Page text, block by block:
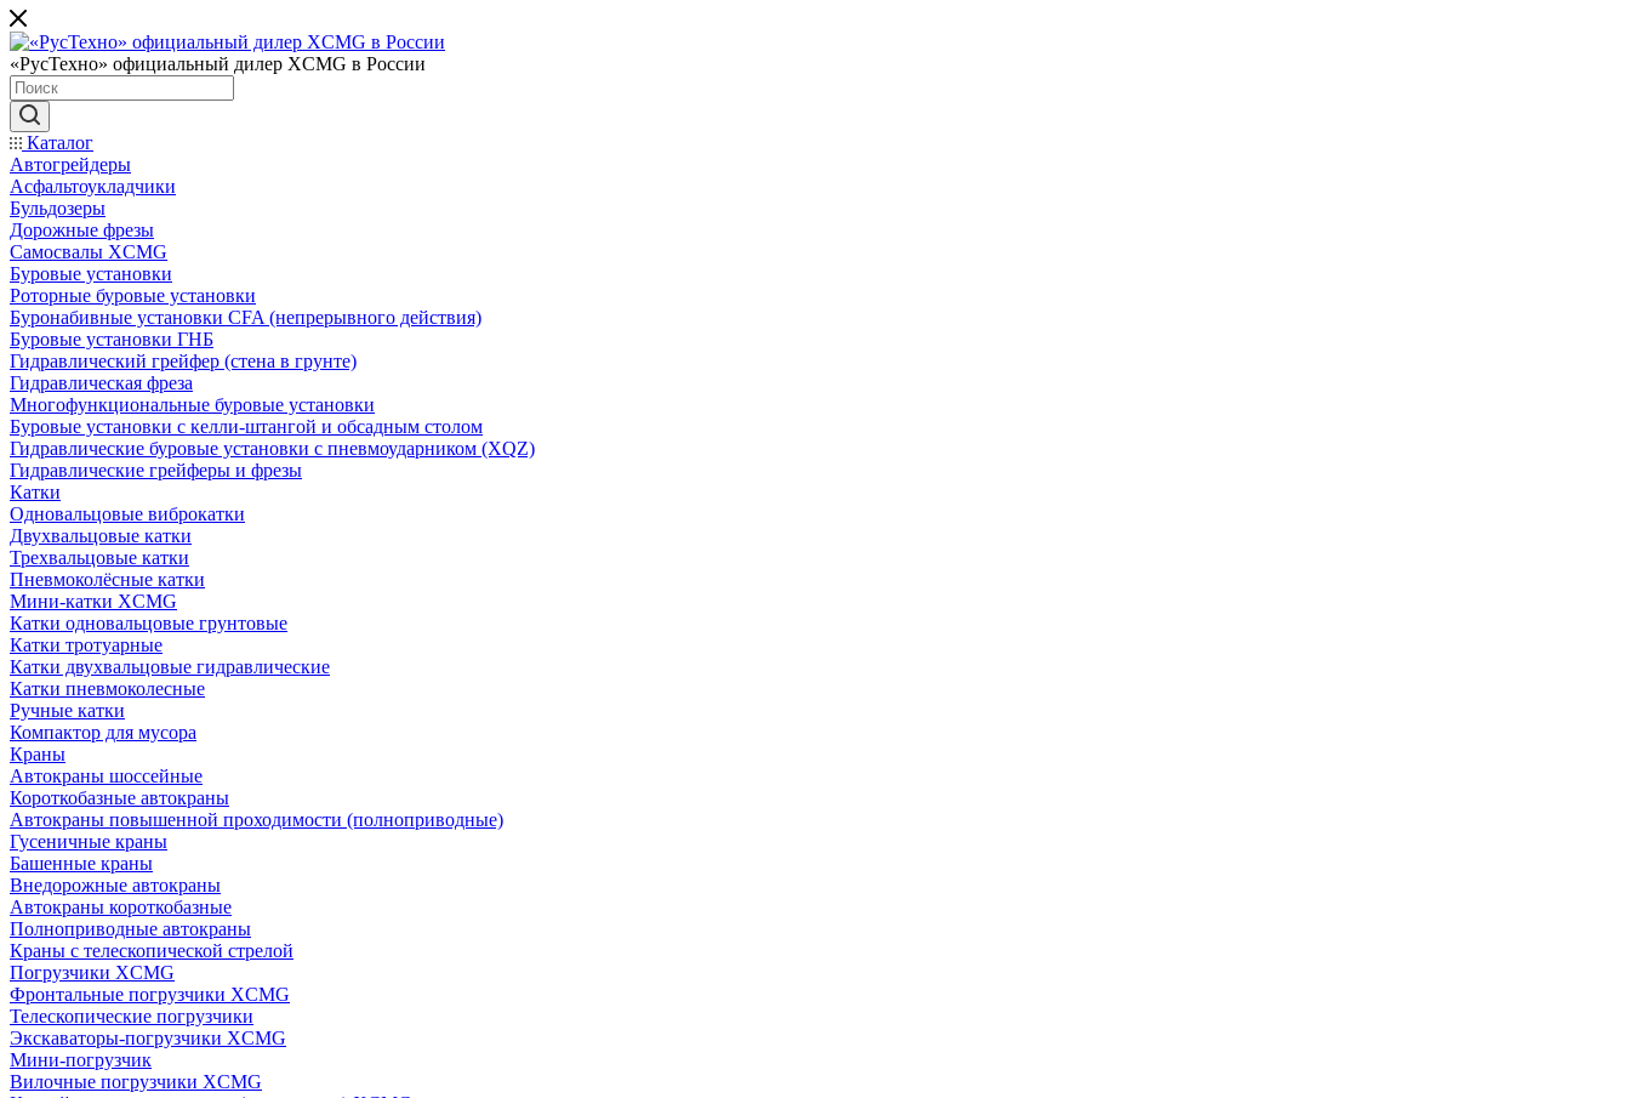
«РусТехно» официальный дилер XCMG в России
Каталог
Автогрейдеры
Асфальтоукладчики
Бульдозеры
Дорожные фрезы
Самосвалы XCMG
Буровые установки
Роторные буровые установки
Буронабивные установки CFA (непрерывного действия)
Буровые установки ГНБ
Гидравлический грейфер (стена в грунте)
Гидравлическая фреза
Многофункциональные буровые установки
Буровые установки с келли-штангой и обсадным столом
Гидравлические буровые установки с пневмоударником (XQZ)
Гидравлические грейферы и фрезы
Катки
Одновальцовые виброкатки
Двухвальцовые катки
Трехвальцовые катки
Пневмоколёсные катки
Мини-катки XCMG
Катки одновальцовые грунтовые
Катки тротуарные
Катки двухвальцовые гидравлические
Катки пневмоколесные
Ручные катки
Компактор для мусора
Краны
Автокраны шоссейные
Короткобазные автокраны
Автокраны повышенной проходимости (полноприводные)
Гусеничные краны
Башенные краны
Внедорожные автокраны
Автокраны короткобазные
Полноприводные автокраны
Краны с телескопической стрелой
Погрузчики XCMG
Фронтальные погрузчики XCMG
Телескопические погрузчики
Экскаваторы-погрузчики XCMG
Мини-погрузчик
Вилочные погрузчики XCMG